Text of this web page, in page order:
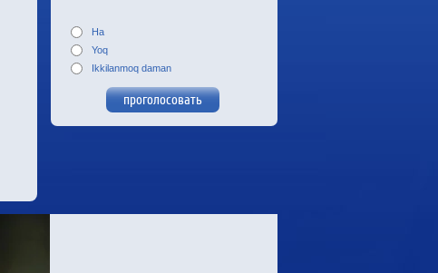
Ha
Yoq
Ikkilanmoq daman